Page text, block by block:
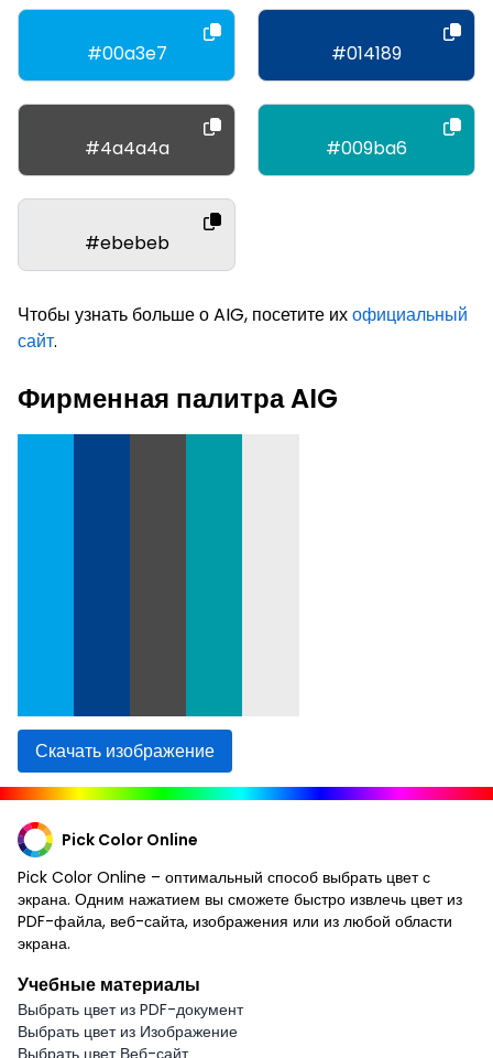
#00a3e7 #014189
#4a4a4a #009ba6
#ebebeb
Чтобы узнать больше о AIG, посетите ихофициальный
сайт.
Фирменная палитра AIG
Скачать изображение
Pick Color Online
Pick Color Online – оптимальный способ выбрать цвет с
экрана. Одним нажатием вы сможете быстро извлечь цвет из
PDF-файла, веб-сайта, изображения или из любой области
экрана.
Учебные материалы
Выбрать цвет из PDF-документ
Выбрать цвет из Изображение
Выбрать цвет Веб-сайт